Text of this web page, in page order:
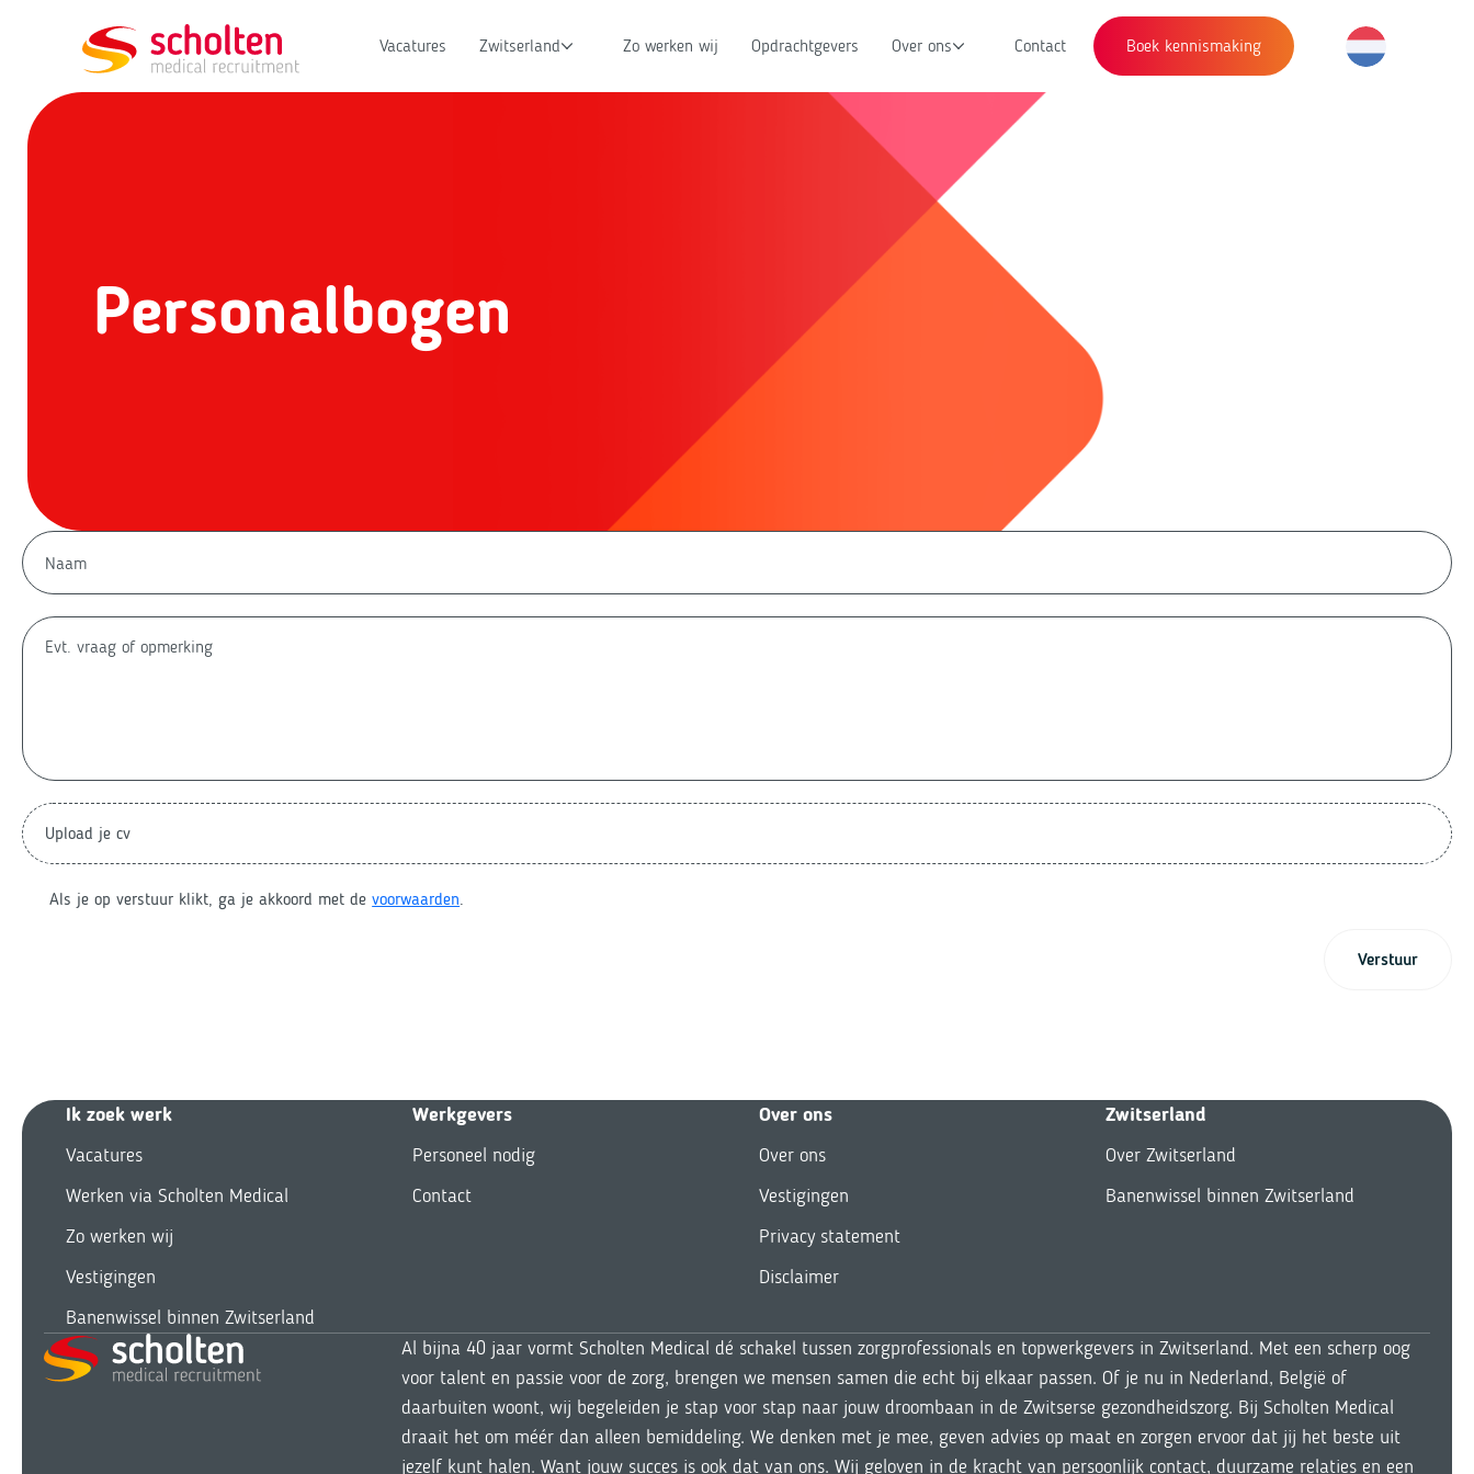
Vacatures Zwitserland Zo werken wij Opdrachtgevers Over ons Contact Boek kennismaking
Personalbogen
Upload je cv
Als je op verstuur klikt, ga je akkoord met devoorwaarden.
Verstuur
Ik zoek werk
Vacatures
Werken via Scholten Medical
Zo werken wij
Vestigingen
Banenwissel binnen Zwitserland
Werkgevers
Personeel nodig
Contact
Over ons
Over ons
Vestigingen
Privacy statement
Disclaimer
Zwitserland
Over Zwitserland
Banenwissel binnen Zwitserland
Al bijna 40 jaar vormt Scholten Medical dé schakel tussen zorgprofessionals en topwerkgevers in Zwitserland. Met een scherp oog
voor talent en passie voor de zorg, brengen we mensen samen die echt bij elkaar passen. Of je nu in Nederland, België of
daarbuiten woont, wij begeleiden je stap voor stap naar jouw droombaan in de Zwitserse gezondheidszorg. Bij Scholten Medical
draait het om méér dan alleen bemiddeling. We denken met je mee, geven advies op maat en zorgen ervoor dat jij het beste uit
jezelf kunt halen. Want jouw succes is ook dat van ons. Wij geloven in de kracht van persoonlijk contact, duurzame relaties en een